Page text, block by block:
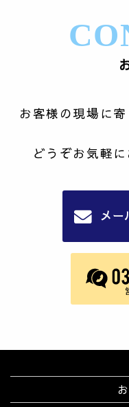
お客様の現場に
どうぞお気軽
メー